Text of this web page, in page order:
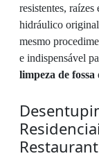
resistentes,
hidráulico original
mesmo
e indispensável
limpeza de fossa